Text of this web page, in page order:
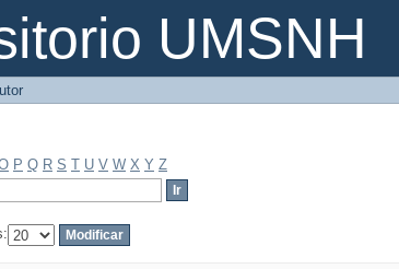
UMSNH
P Q R S T U V W X Y Z